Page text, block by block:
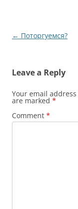
Post
← Поторгуемся?
Leave a Reply
Your email
are marked *
Comment *